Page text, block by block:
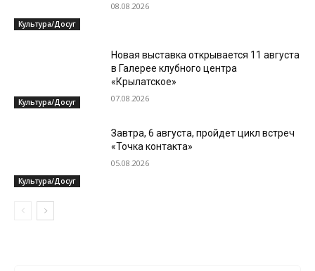
Культура/Досуг
08.08.2026
Культура/Досуг
Новая выставка открывается 11 августа
в Галерее клубного центра
«Крылатское»
07.08.2026
Культура/Досуг
Завтра, 6 августа, пройдет цикл встреч
«Точка контакта»
05.08.2026